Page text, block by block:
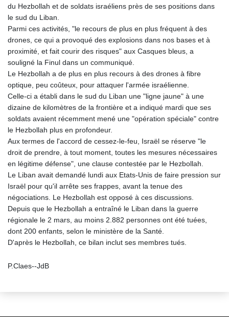
du Hezbollah et de soldats israéliens près de ses positions dans
le sud du Liban.
Parmi ces activités, "le recours de plus en plus fréquent à des
drones, ce qui a provoqué des explosions dans nos bases et à
proximité, et fait courir des risques" aux Casques bleus, a
souligné la Finul dans un communiqué.
Le Hezbollah a de plus en plus recours à des drones à fibre
optique, peu coûteux, pour attaquer l'armée israélienne.
Celle-ci a établi dans le sud du Liban une "ligne jaune" à une
dizaine de kilomètres de la frontière et a indiqué mardi que ses
soldats avaient récemment mené une "opération spéciale" contre
le Hezbollah plus en profondeur.
Aux termes de l'accord de cessez-le-feu, Israël se réserve "le
droit de prendre, à tout moment, toutes les mesures nécessaires
en légitime défense", une clause contestée par le Hezbollah.
Le Liban avait demandé lundi aux Etats-Unis de faire pression sur
Israël pour qu'il arrête ses frappes, avant la tenue des
négociations. Le Hezbollah est opposé à ces discussions.
Depuis que le Hezbollah a entraîné le Liban dans la guerre
régionale le 2 mars, au moins 2.882 personnes ont été tuées,
dont 200 enfants, selon le ministère de la Santé.
D'après le Hezbollah, ce bilan inclut ses membres tués.
P.Claes--JdB